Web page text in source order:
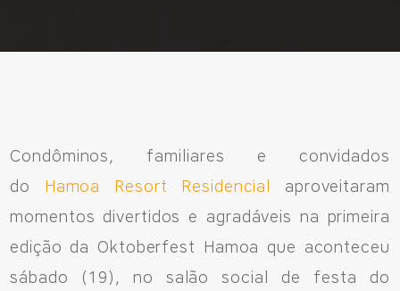
Fale pelo WhastApp
Condôminos, familiares e convidados
do Hamoa Resort Residencial
aproveitaram
momentos divertidos e agradáveis na primeira
edição da Oktoberfest Hamoa que aconteceu
sábado (19), no salão social de festa do